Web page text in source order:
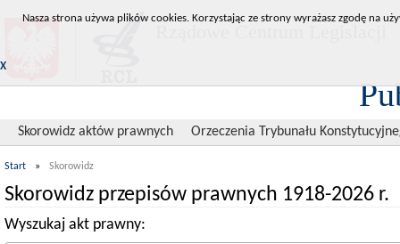
Skorowidz aktów prawnych Orzeczenia Trybunału
Start » Skorowidz
Skorowidz przepisów prawnych 1918-2026 r.
Wyszukaj akt prawny:
Nasza strona używa plików cookies. Korzystając ze strony wyrażasz zgodę na
X